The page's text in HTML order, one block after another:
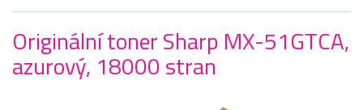
Originální toner Sharp MX-51GTCA,
azurový, 18000 stran